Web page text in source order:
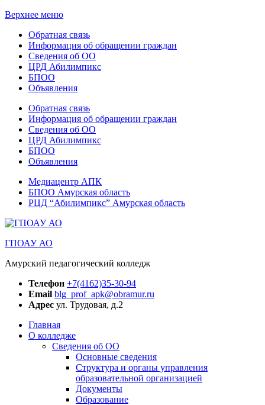
Верхнее меню
Обратная связь
Информация об обращении граждан
Сведения об ОО
ЦРД Абилимпикс
БПОО
Объявления
Обратная связь
Информация об обращении граждан
Сведения об ОО
ЦРД Абилимпикс
БПОО
Объявления
Медиацентр АПК
БПОО Амурская область
РЦД “Абилимпикс” Амурская область
ГПОАУ АО
Амурский педагогический колледж
Телефон +7(4162)35-30-94
Email blg_prof_apk@obramur.ru
Адрес ул. Трудовая, д.2
Главная
О колледже
Сведения об ОО
Основные сведения
Структура и органы управления
образовательной организацией
Документы
Образование